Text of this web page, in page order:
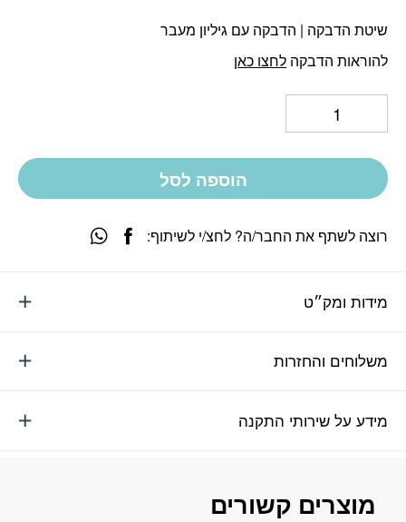
שיטת הדבקה | הדבקה עם גיליון מעבר
להוראות הדבקה לחצו כאן
הוספה לסל
מידות ומק״ט
משלוחים והחזרות
מידע על שירותי התקנה
רוצה לשתף את החבר/ה? לחצ/י לשיתוף:
מוצרים קשורים